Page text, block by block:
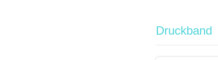
Druckband